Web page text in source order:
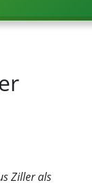
Ziller als